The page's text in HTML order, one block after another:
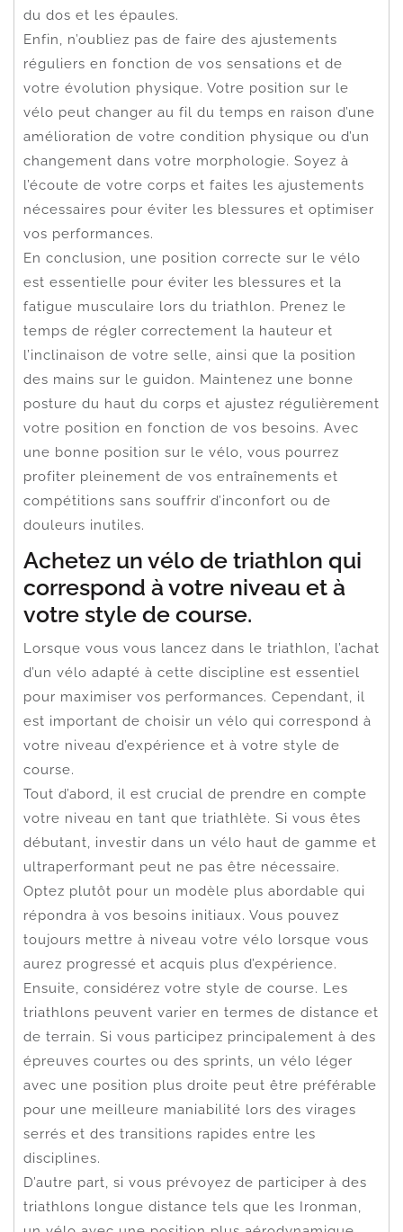
du dos et les épaules.
Enfin, n’oubliez pas de faire des ajustements
réguliers en fonction de vos sensations et de
votre évolution physique. Votre position sur le
vélo peut changer au fil du temps en raison d’une
amélioration de votre condition physique ou d’un
changement dans votre morphologie. Soyez à
l’écoute de votre corps et faites les ajustements
nécessaires pour éviter les blessures et optimiser
vos performances.
En conclusion, une position correcte sur le vélo
est essentielle pour éviter les blessures et la
fatigue musculaire lors du triathlon. Prenez le
temps de régler correctement la hauteur et
l’inclinaison de votre selle, ainsi que la position
des mains sur le guidon. Maintenez une bonne
posture du haut du corps et ajustez régulièrement
votre position en fonction de vos besoins. Avec
une bonne position sur le vélo, vous pourrez
profiter pleinement de vos entraînements et
compétitions sans souffrir d’inconfort ou de
douleurs inutiles.
Achetez un vélo de triathlon qui
correspond à votre niveau et à
votre style de course.
Lorsque vous vous lancez dans le triathlon, l’achat
d’un vélo adapté à cette discipline est essentiel
pour maximiser vos performances. Cependant, il
est important de choisir un vélo qui correspond à
votre niveau d’expérience et à votre style de
course.
Tout d’abord, il est crucial de prendre en compte
votre niveau en tant que triathlète. Si vous êtes
débutant, investir dans un vélo haut de gamme et
ultraperformant peut ne pas être nécessaire.
Optez plutôt pour un modèle plus abordable qui
répondra à vos besoins initiaux. Vous pouvez
toujours mettre à niveau votre vélo lorsque vous
aurez progressé et acquis plus d’expérience.
Ensuite, considérez votre style de course. Les
triathlons peuvent varier en termes de distance et
de terrain. Si vous participez principalement à des
épreuves courtes ou des sprints, un vélo léger
avec une position plus droite peut être préférable
pour une meilleure maniabilité lors des virages
serrés et des transitions rapides entre les
disciplines.
D’autre part, si vous prévoyez de participer à des
triathlons longue distance tels que les Ironman,